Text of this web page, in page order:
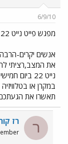
ו
ש
א
ר
6/9/10
מפגש פייט נייט 22 ../images/Emo248.gif
את המצב,רציתי
במקרן או בטלוויזיה 42 אינץ'-צרות של עשירים
תאשרו את
ר רז